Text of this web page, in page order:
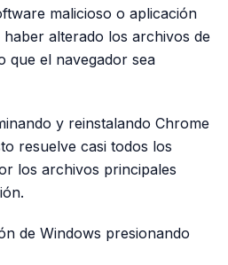
malicioso o aplicación
alterado los archivos de
que el navegador sea
y reinstalando Chrome
resuelve casi todos los
los archivos principales
de Windows presionando